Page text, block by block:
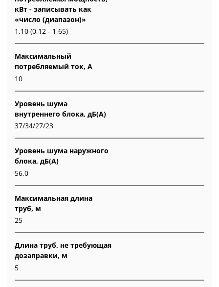
кВт - записывать как
«число (диапазон)»
1,10 (0,12 - 1,65)
Максимальный
потребляемый ток, А
10
Уровень шума
внутреннего блока, дБ(А)
37/34/27/23
Уровень шума наружного
блока, дБ(А)
56,0
Максимальная длина
труб, м
25
Длина труб, не требующая
дозаправки, м
5